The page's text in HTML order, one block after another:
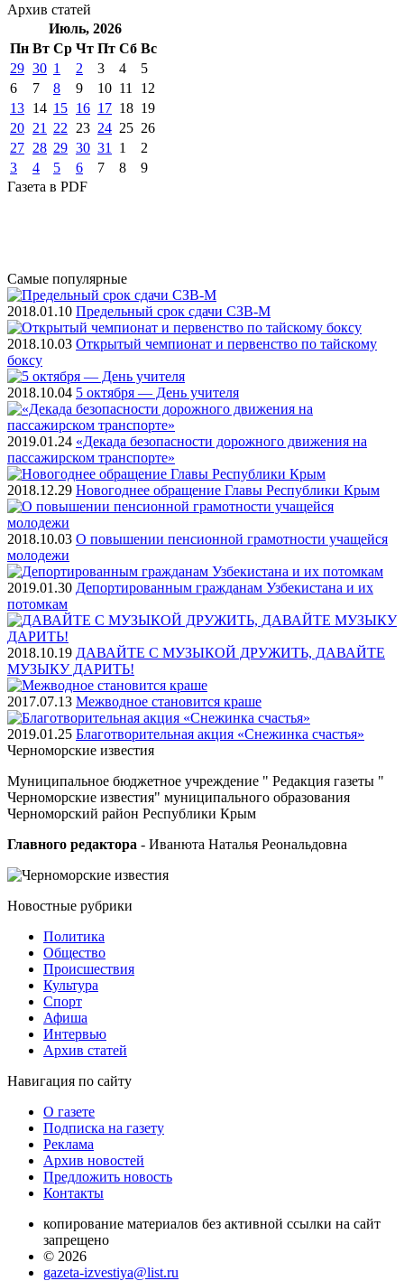
Архив статей
Июль, 2026
Пн Вт Ср Чт Пт Cб Вс
29 30 1 2 3 4
5
6
7 8 9 10 11
12
13 14 15 16 17 18 19
20 21 22 23 24 25 26
27 28 29 30 31 1
2
3
4 5 6 7 8
9
Газета в PDF
Самые популярные
2018.01.10 Предельный срок сдачи СЗВ-М
2018.10.03 Открытый чемпионат и первенство по тайскому
боксу
2018.10.04 5 октября — День учителя
2019.01.24 «Декада безопасности дорожного движения на
пассажирском транспорте»
2018.12.29 Новогоднее обращение Главы Республики Крым
2018.10.03 О повышении пенсионной грамотности учащейся
молодежи
2019.01.30 Депортированным гражданам Узбекистана и их
потомкам
2018.10.19 ДАВАЙТЕ С МУЗЫКОЙ ДРУЖИТЬ, ДАВАЙТЕ
МУЗЫКУ ДАРИТЬ!
2017.07.13 Межводное становится краше
2019.01.25 Благотворительная акция «Снежинка счастья»
Черноморские известия
Муниципальное бюджетное учреждение " Редакция газеты "
Черноморские известия" муниципального образования
Черноморский район Республики Крым
Главного редактора - Иванюта Наталья Реональдовна
Новостные рубрики
Политика
Общество
Проиcшествия
Культура
Спорт
Афиша
Интервью
Архив статей
Навигация по сайту
О газете
Подписка на газету
Реклама
Архив новостей
Предложить новость
Контакты
копирование материалов без активной ссылки на сайт
запрещено
© 2026
gazeta-izvestiya@list.ru